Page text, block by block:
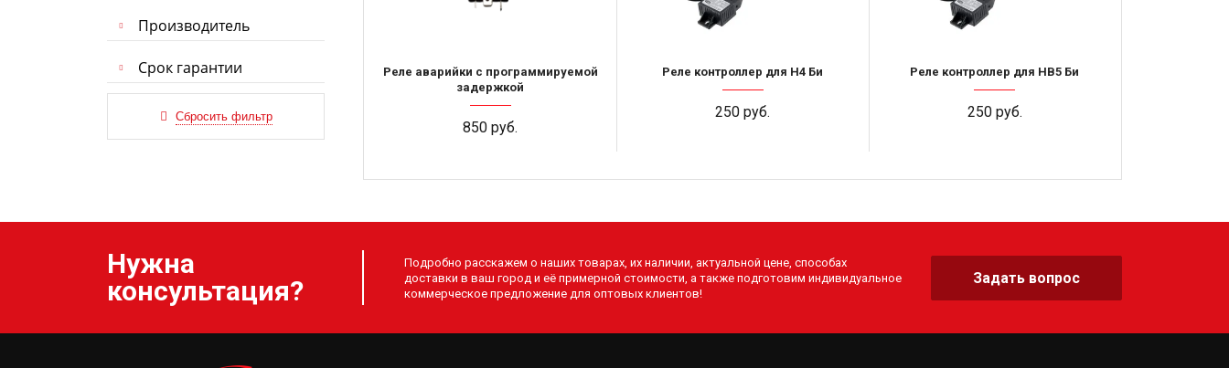
Производитель
Срок гарантии
Реле аварийки с программируемой
задержкой
850 руб.
Реле контроллер для H4 Би
250 руб.
Реле контроллер для HB5 Би
250 руб.
Нужна
консультация?
Подробно расскажем о наших товарах, их наличии, актуальной цене, способах
доставки в ваш город и её примерной стоимости, а также подготовим индивидуальное
коммерческое предложение для оптовых клиентов!
Задать вопрос